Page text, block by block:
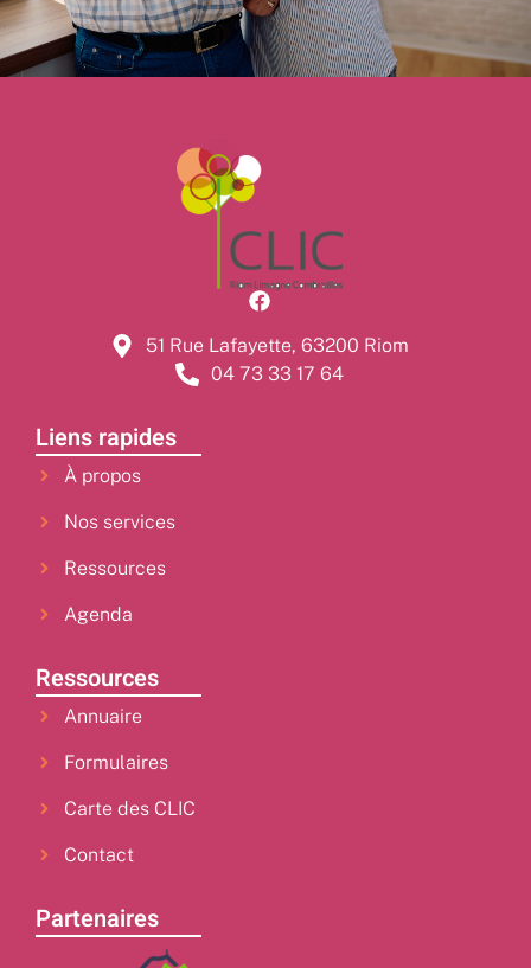
51 Rue Lafayette, 63200 Riom
04 73 33 17 64
Liens rapides
À propos
Nos services
Ressources
Agenda
Ressources
Annuaire
Formulaires
Carte des CLIC
Contact
Partenaires